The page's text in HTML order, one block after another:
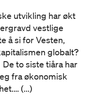
utvikling har økt
vestlige
å si for Vesten,
globalt?
to siste tiåra har
fra økonomisk
(...)